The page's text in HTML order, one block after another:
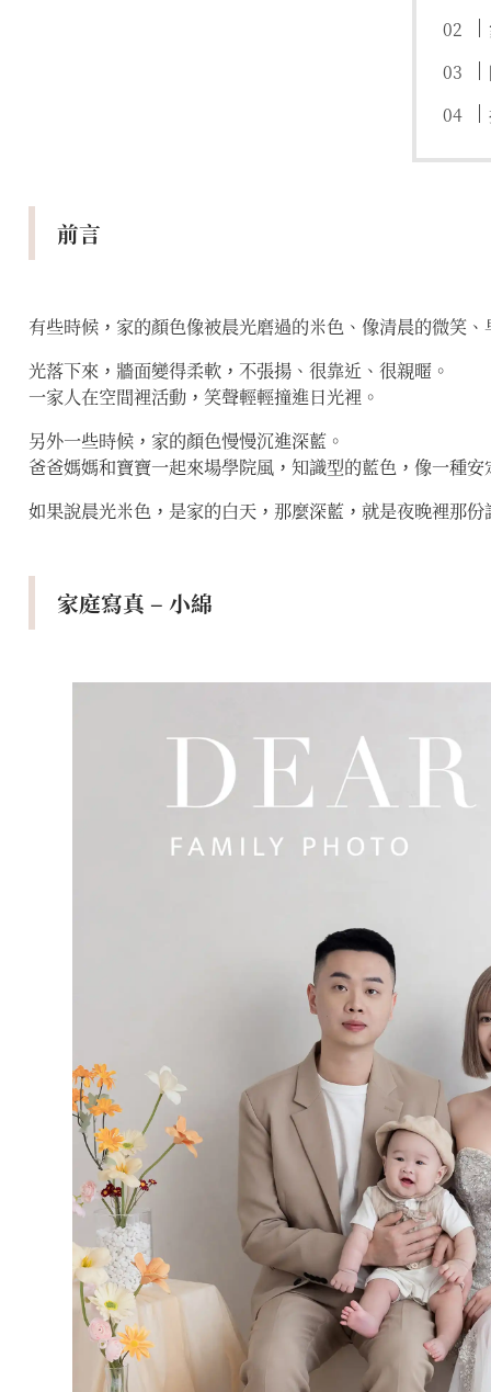
前言
有些時候，家的顏色像被晨光磨過的米色、像清晨的微笑
光落下來，牆面變得柔軟，不張揚、很靠近、很親暱。
一家人在空間裡活動，笑聲輕輕撞進日光裡。
另外一些時候，家的顏色慢慢沉進深藍。
爸爸媽媽和寶寶一起來場學院風，知識型的藍色，像一種
如果說晨光米色，是家的白天，那麼深藍，就是夜晚裡那
家庭寫真 – 小綿